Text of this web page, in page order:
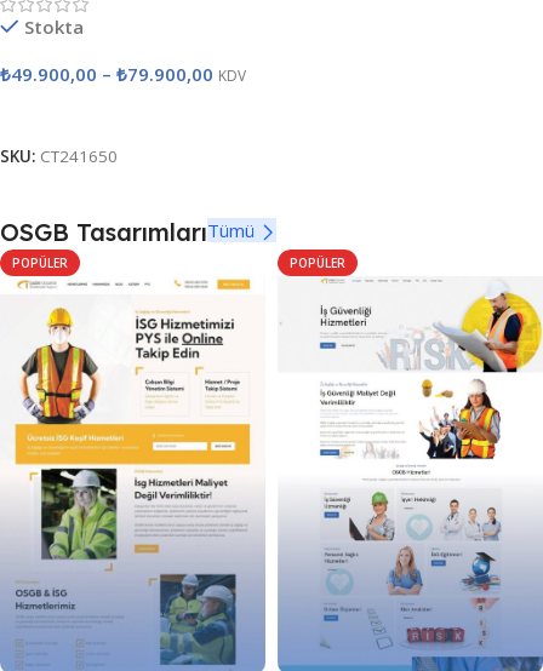
Stokta
₺49.900,00 – ₺79.900,00 KDV
SKU: CT241650
OSGB TasarımlarıTümü
POPÜLER POPÜLER